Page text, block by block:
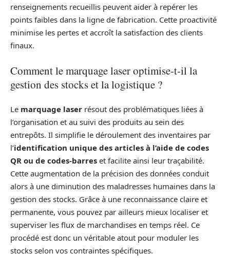
renseignements recueillis peuvent aider à repérer les
points faibles dans la ligne de fabrication. Cette proactivité
minimise les pertes et accroît la satisfaction des clients
finaux.
Comment le marquage laser optimise-t-il la
gestion des stocks et la logistique ?
Le marquage laser résout des problématiques liées à
l’organisation et au suivi des produits au sein des
entrepôts. Il simplifie le déroulement des inventaires par
l’identification unique des articles à l’aide de codes
QR ou de codes-barres et facilite ainsi leur traçabilité.
Cette augmentation de la précision des données conduit
alors à une diminution des maladresses humaines dans la
gestion des stocks. Grâce à une reconnaissance claire et
permanente, vous pouvez par ailleurs mieux localiser et
superviser les flux de marchandises en temps réel. Ce
procédé est donc un véritable atout pour moduler les
stocks selon vos contraintes spécifiques.